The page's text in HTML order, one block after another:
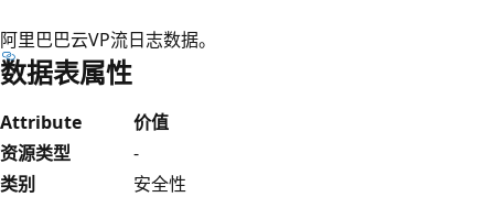
阿里巴巴云VP流日志数据。
数据表属性
Attribute
价值
资源类型
-
类别
安全性